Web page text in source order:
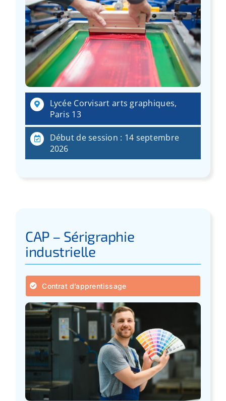
Contact
Recherche
pour
Lycée Corvisart arts graphiques,
Paris 13
Début de session : 14 septembre
2026
CAP – Sérigraphie
industrielle
Contrat d’apprentissage